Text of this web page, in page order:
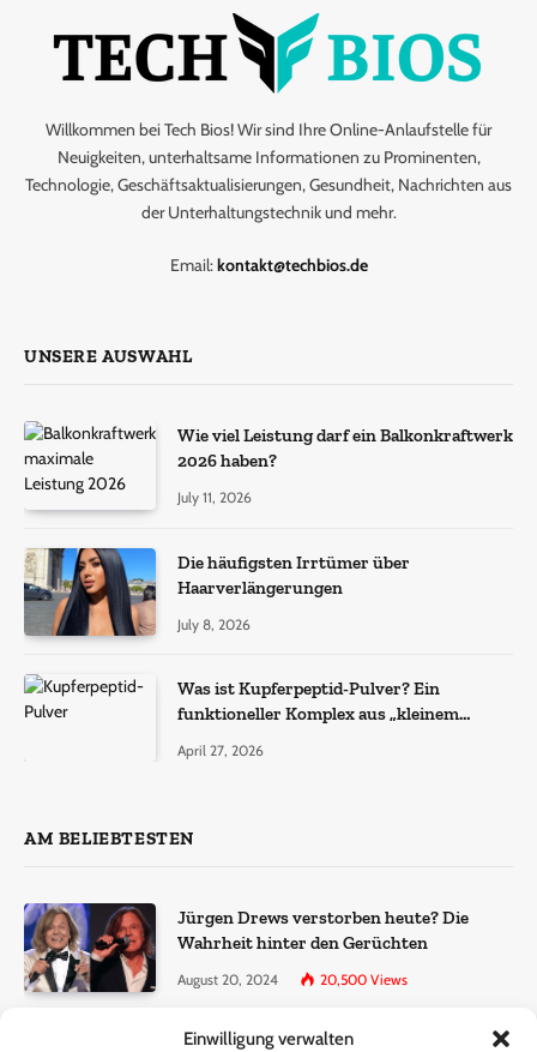
Einwilligung verwalten
Willkommen bei Tech Bios! Wir sind Ihre Online-Anlaufstelle für
Neuigkeiten, unterhaltsame Informationen zu Prominenten,
Technologie, Geschäftsaktualisierungen, Gesundheit, Nachrichten aus
der Unterhaltungstechnik und mehr.
Email:kontakt@techbios.de
UNSERE AUSWAHL
Wie viel Leistung darf ein Balkonkraftwerk
2026 haben?
July 11, 2026
Die häufigsten Irrtümer über
Haarverlängerungen
July 8, 2026
Was ist Kupferpeptid-Pulver? Ein
funktioneller Komplex aus „kleinem
April 27, 2026
AM BELIEBTESTEN
Jürgen Drews verstorben heute? Die
Wahrheit hinter den Gerüchten
August 20, 2024 20,500 Views
Ralf Dammasch Traueranzeige: